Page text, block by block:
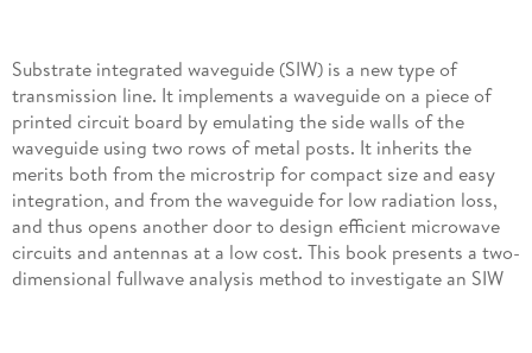
Substrate integrated waveguide (SIW) is a new type of
transmission line. It implements a waveguide on a piece of
printed circuit board by emulating the side walls of the
waveguide using two rows of metal posts. It inherits the
merits both from the microstrip for compact size and easy
integration, and from the waveguide for low radiation loss,
and thus opens another door to design efficient microwave
circuits and antennas at a low cost. This book presents a two-
dimensional fullwave analysis method to investigate an SIW